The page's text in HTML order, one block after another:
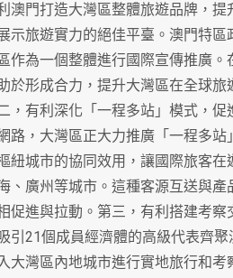
澳門打造大灣區整體旅遊品牌，
示旅遊實力的絕佳平臺。澳門特
作為一個整體進行國際宣傳推廣
於形成合力，提升大灣區在全球
，有利深化「一程多站」模式，
路，大灣區正大力推廣「一程多
紐城市的協同效用，讓國際旅客
、廣州等城市。這種客源互送與
促進與拉動。第三，有利搭建考
引21個成員經濟體的高級代表齊
大灣區內地城市進行實地旅行和